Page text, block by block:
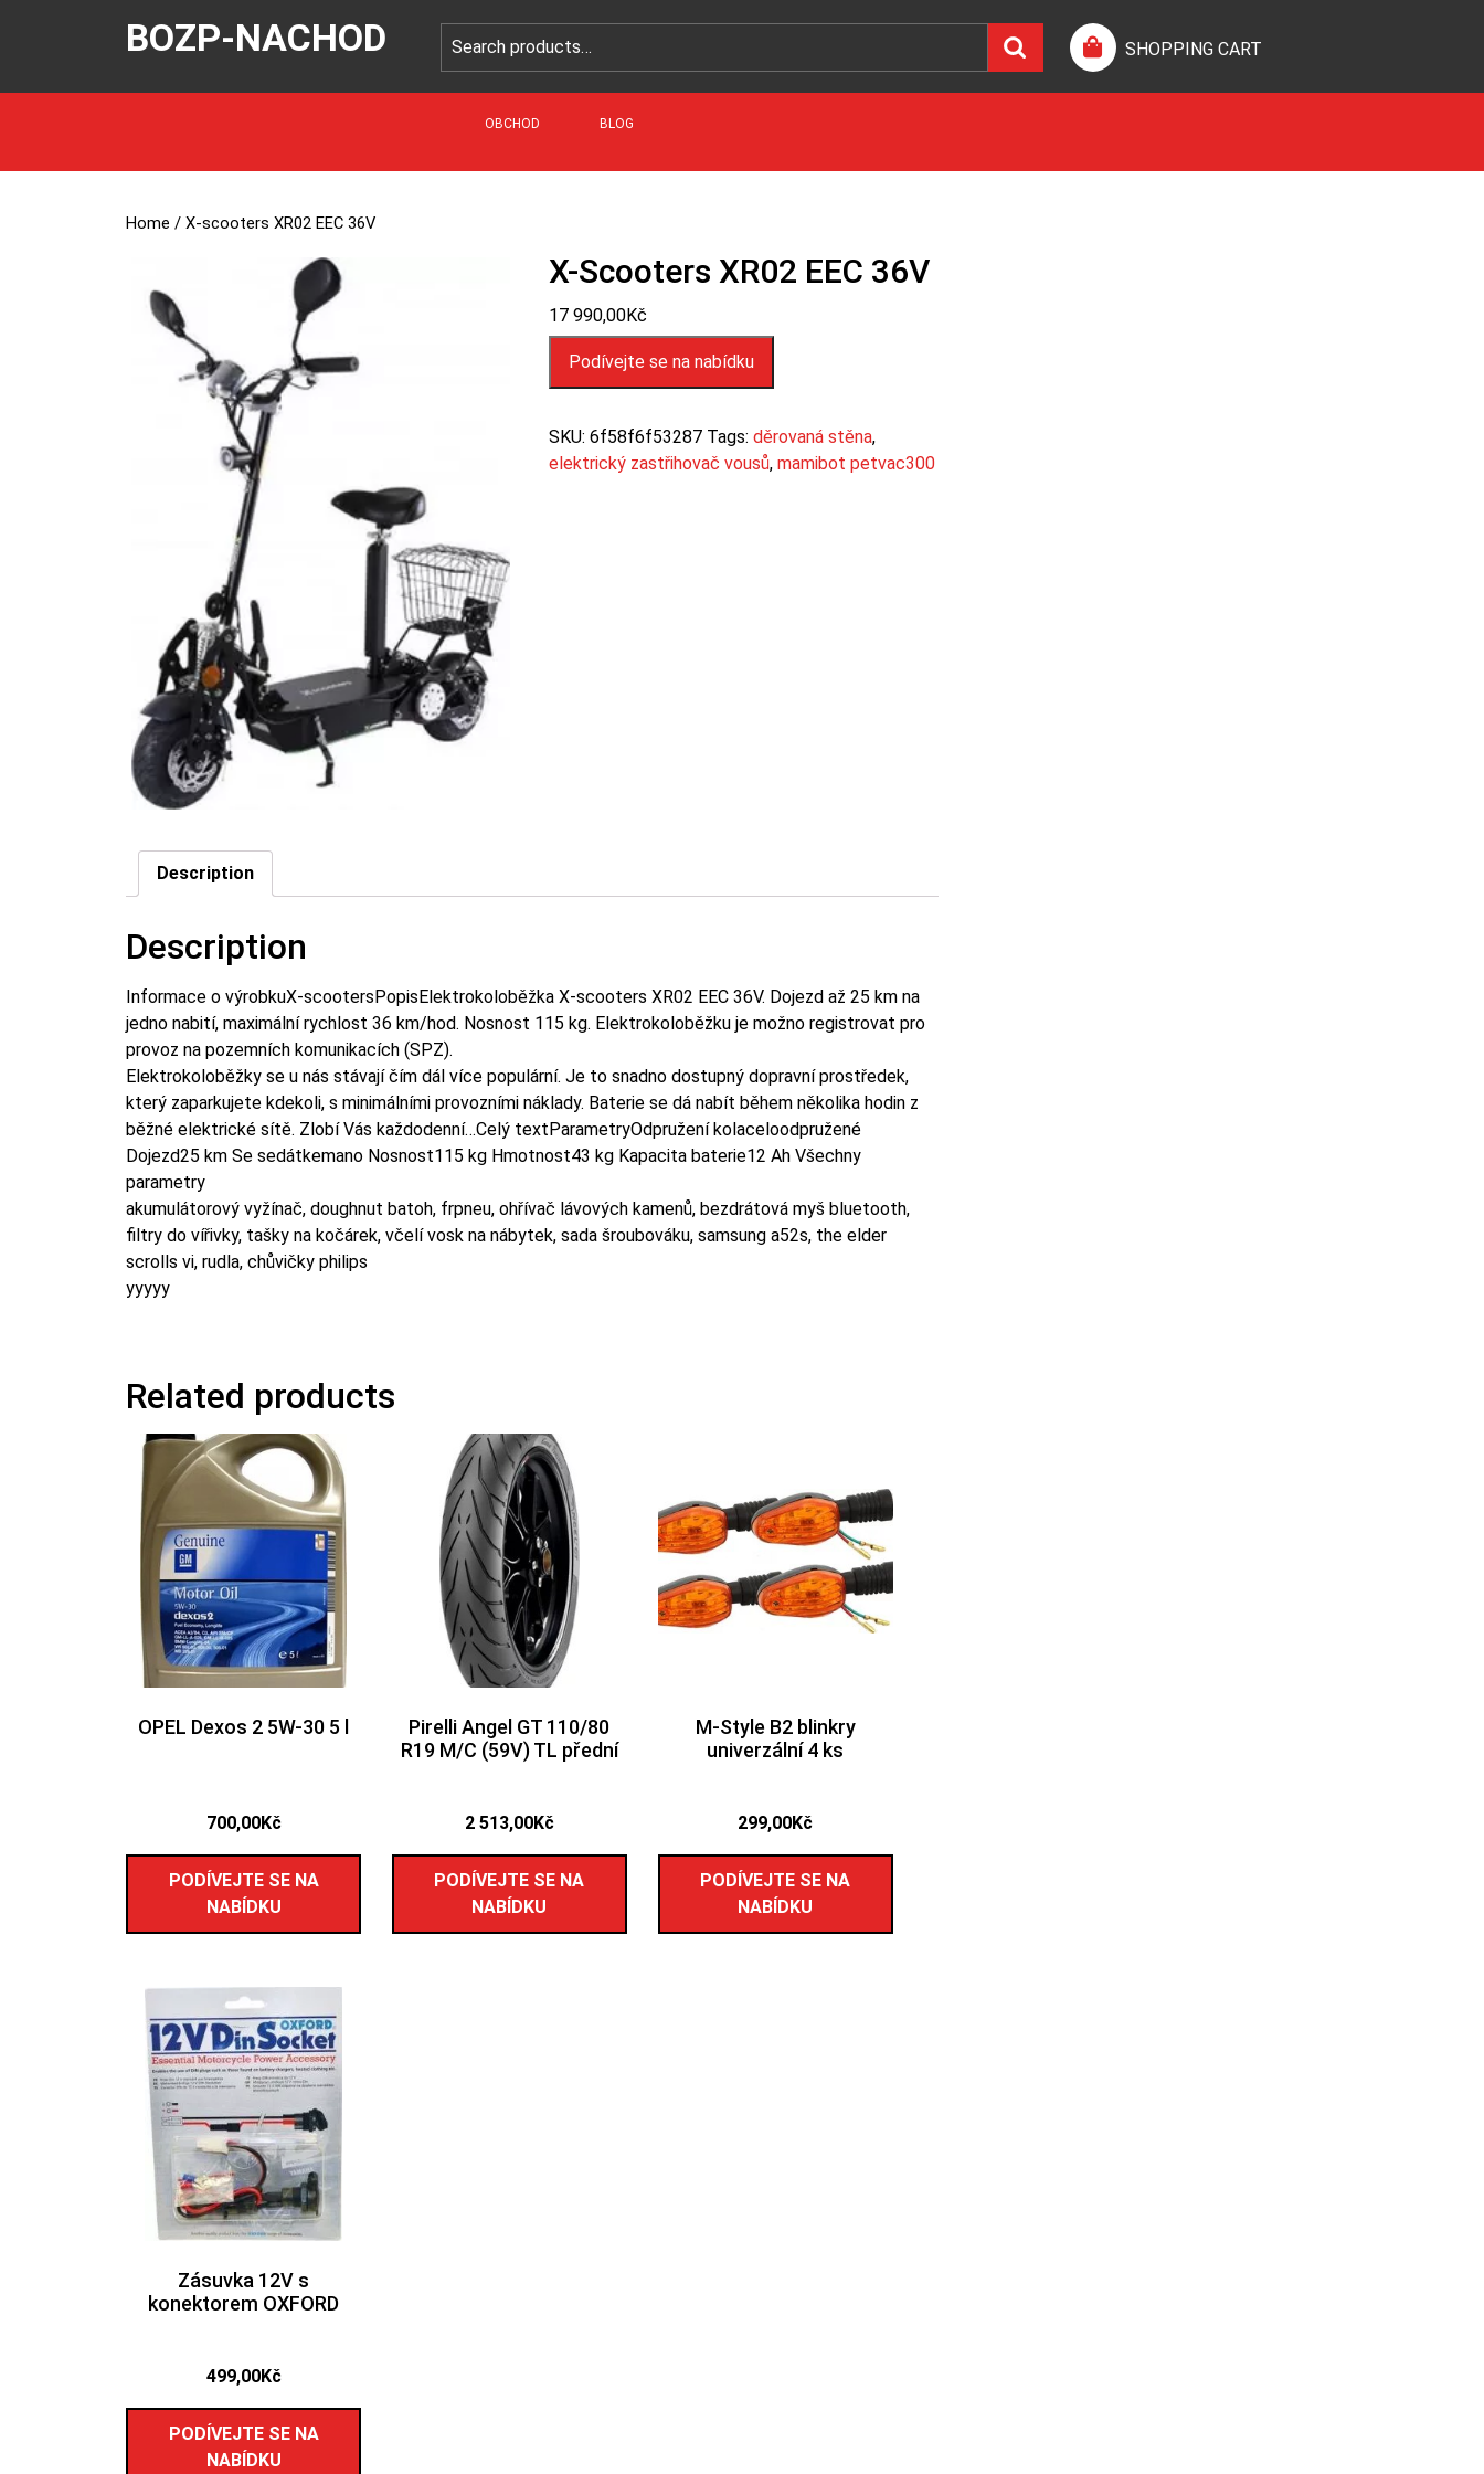
BOZP-NACHOD SHOPPING CART
OBCHOD BLOG
Home / X-scooters XR02 EEC 36V
X-Scooters XR02 EEC 36V
17 990,00Kč
Podívejte se na nabídku
SKU: 6f58f6f53287 Tags: děrovaná stěna,
elektrický zastřihovač vousů, mamibot petvac300
Description
Description
Informace o výrobkuX-scootersPopisElektrokoloběžka X-scooters XR02 EEC 36V. Dojezd až 25 km na
jedno nabití, maximální rychlost 36 km/hod. Nosnost 115 kg. Elektrokoloběžku je možno registrovat pro
provoz na pozemních komunikacích (SPZ).
Elektrokoloběžky se u nás stávají čím dál více populární. Je to snadno dostupný dopravní prostředek,
který zaparkujete kdekoli, s minimálními provozními náklady. Baterie se dá nabít během několika hodin z
běžné elektrické sítě. Zlobí Vás každodenní…Celý textParametryOdpružení kolaceloodpružené
Dojezd25 km Se sedátkemano Nosnost115 kg Hmotnost43 kg Kapacita baterie12 Ah Všechny
parametry
akumulátorový vyžínač, doughnut batoh, frpneu, ohřívač lávových kamenů, bezdrátová myš bluetooth,
filtry do vířivky, tašky na kočárek, včelí vosk na nábytek, sada šroubováku, samsung a52s, the elder
scrolls vi, rudla, chůvičky philips
yyyyy
Related products
OPEL Dexos 2 5W-30 5 l
700,00Kč
PODÍVEJTE SE NA
NABÍDKU
Pirelli Angel GT 110/80
R19 M/C (59V) TL přední
2 513,00Kč
PODÍVEJTE SE NA
NABÍDKU
M-Style B2 blinkry
univerzální 4 ks
299,00Kč
PODÍVEJTE SE NA
NABÍDKU
Zásuvka 12V s
konektorem OXFORD
499,00Kč
PODÍVEJTE SE NA
NABÍDKU